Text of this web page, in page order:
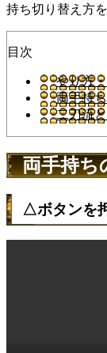
持ち切り替え方
目次
やり方
両手持
二刀流
両手持ち
△ボタンを